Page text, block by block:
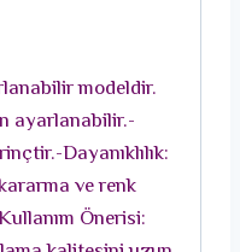
modeldir.
ayarlanabilir.-
Dayanıklılık:
ve renk
Önerisi: